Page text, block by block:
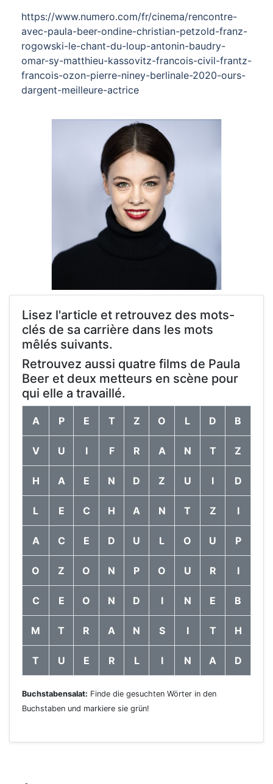
https://www.numero.com/fr/cinema/rencontre-
avec-paula-beer-ondine-christian-petzold-franz-
rogowski-le-chant-du-loup-antonin-baudry-
omar-sy-matthieu-kassovitz-francois-civil-frantz-
francois-ozon-pierre-niney-berlinale-2020-ours-
dargent-meilleure-actrice
Lisez l'article et retrouvez des mots-
clés de sa carrière dans les mots
mêlés suivants.
Retrouvez aussi quatre films de Paula
Beer et deux metteurs en scène pour
qui elle a travaillé.
A P E T Z O L D B
V U I F R A N T Z
H A E N D Z U I D
L E C H A N T Z I
A C E D U L O U P
O Z O N P O U R I
C E O N D I N E B
M T R A N S I T H
T U E R L I N A D
Buchstabensalat: Finde die gesuchten Wörter in den
Buchstaben und markiere sie grün!